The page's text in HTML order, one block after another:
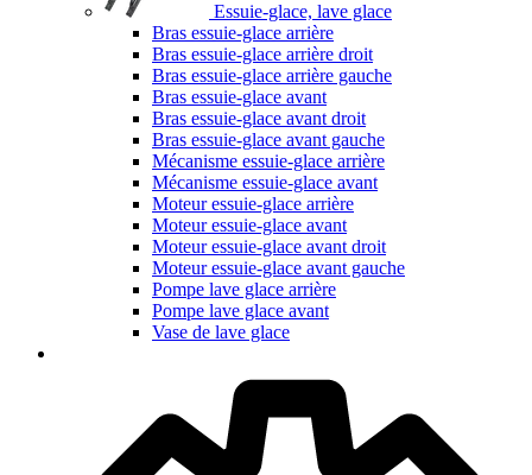
Essuie-glace, lave glace
Bras essuie-glace arrière
Bras essuie-glace arrière droit
Bras essuie-glace arrière gauche
Bras essuie-glace avant
Bras essuie-glace avant droit
Bras essuie-glace avant gauche
Mécanisme essuie-glace arrière
Mécanisme essuie-glace avant
Moteur essuie-glace arrière
Moteur essuie-glace avant
Moteur essuie-glace avant droit
Moteur essuie-glace avant gauche
Pompe lave glace arrière
Pompe lave glace avant
Vase de lave glace